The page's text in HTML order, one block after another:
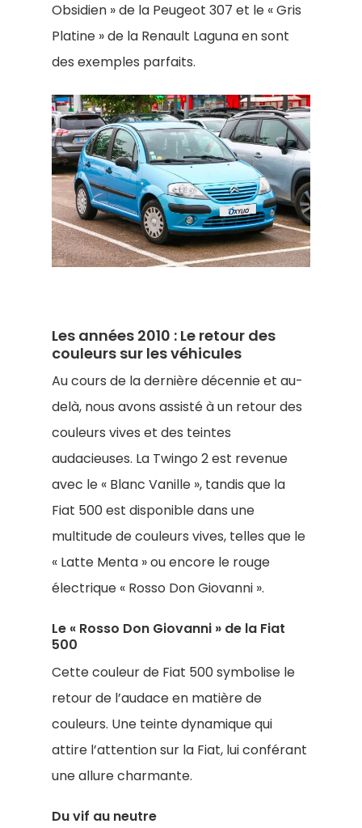
Obsidien » de la Peugeot 307 et le « Gris
Platine » de la Renault Laguna en sont
des exemples parfaits.
Les années 2010 : Le retour des
couleurs sur les véhicules
Au cours de la dernière décennie et au-
delà, nous avons assisté à un retour des
couleurs vives et des teintes
audacieuses. La Twingo 2 est revenue
avec le « Blanc Vanille », tandis que la
Fiat 500 est disponible dans une
multitude de couleurs vives, telles que le
« Latte Menta » ou encore le rouge
électrique « Rosso Don Giovanni ».
Le « Rosso Don Giovanni » de la Fiat
500
Cette couleur de Fiat 500 symbolise le
retour de l’audace en matière de
couleurs. Une teinte dynamique qui
attire l’attention sur la Fiat, lui conférant
une allure charmante.
Du vif au neutre